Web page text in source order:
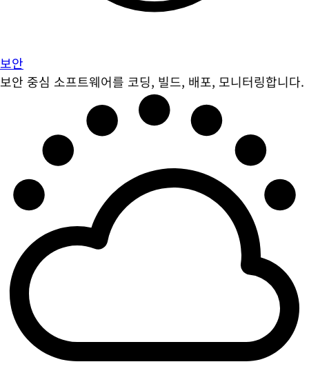
보안
보안 중심 소프트웨어를 코딩, 빌드, 배포, 모니터링합니다.